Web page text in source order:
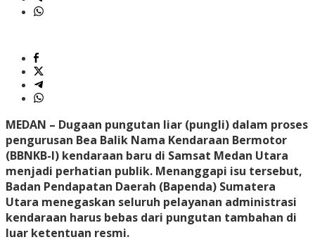
MEDAN – Dugaan pungutan liar (pungli) dalam proses
pengurusan Bea Balik Nama Kendaraan Bermotor
(BBNKB-I) kendaraan baru di Samsat Medan Utara
menjadi perhatian publik. Menanggapi isu tersebut,
Badan Pendapatan Daerah (Bapenda) Sumatera
Utara menegaskan seluruh pelayanan administrasi
kendaraan harus bebas dari pungutan tambahan di
luar ketentuan resmi.